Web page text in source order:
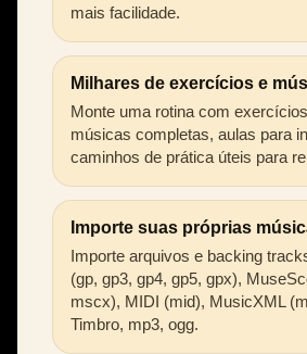
mais facilidade.
Milhares de exercícios e
Monte uma rotina com
músicas completas, aulas para
caminhos de prática úteis para
Importe suas próprias
Importe arquivos e backing
(gp, gp3, gp4, gp5, gpx),
mscx), MIDI (mid), MusicXML
Timbro, mp3, ogg.